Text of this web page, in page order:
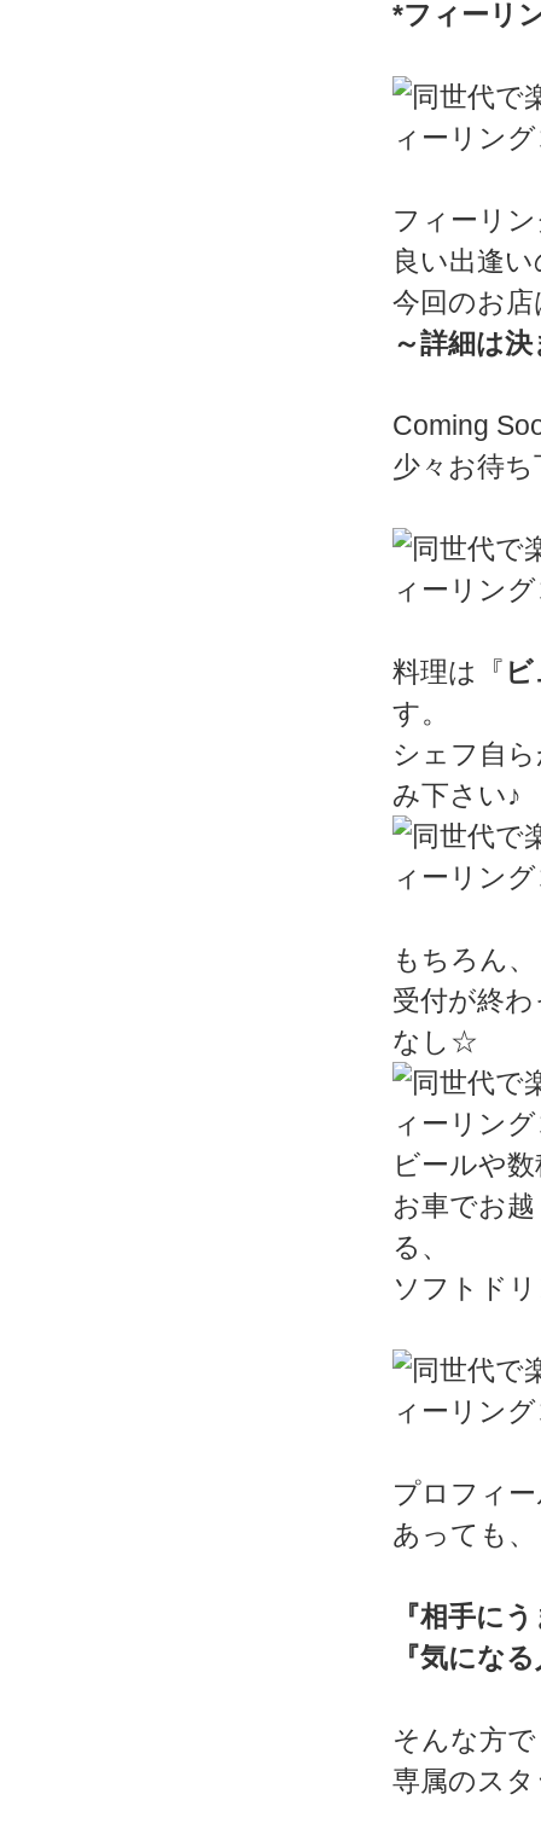
*フィーリ
フィーリ
良い出逢
今回のお店
～詳細は
Coming
少々お待
料理は『
す。
シェフ自
み下さい♪
もちろん
受付が終
なし☆
ビールや
お車でお
る、
ソフトド
プロフィ
あっても、
『相手に
『気にな
そんな方
専属のス